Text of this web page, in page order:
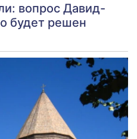
вопрос Давид-
будет решен